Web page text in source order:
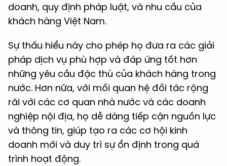
doanh, quy định pháp luật, và nhu cầu của
khách hàng Việt Nam.
Sự thấu hiểu này cho phép họ đưa ra các giải
pháp dịch vụ phù hợp và đáp ứng tốt hơn
những yêu cầu đặc thù của khách hàng trong
nước. Hơn nữa, với mối quan hệ đối tác rộng
rãi với các cơ quan nhà nước và các doanh
nghiệp nội địa, họ dễ dàng tiếp cận nguồn lực
và thông tin, giúp tạo ra các cơ hội kinh
doanh mới và duy trì sự ổn định trong quá
trình hoạt động.